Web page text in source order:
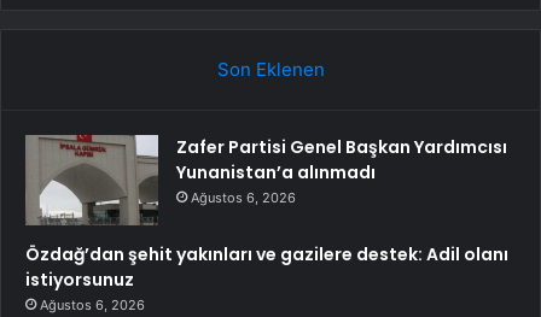
Son Eklenen
Zafer Partisi Genel Başkan Yardımcısı
Yunanistan’a alınmadı
Ağustos 6, 2026
Özdağ’dan şehit yakınları ve gazilere destek: Adil olanı
istiyorsunuz
Ağustos 6, 2026